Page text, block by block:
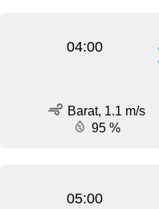
04:00
Barat, 1.1 m/s
95 %
05:00